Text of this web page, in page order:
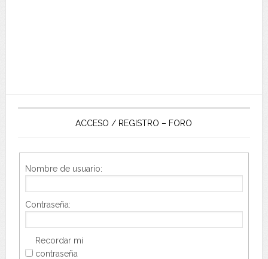
ACCESO / REGISTRO – FORO
Nombre de usuario:
Contraseña:
Recordar mi
contraseña